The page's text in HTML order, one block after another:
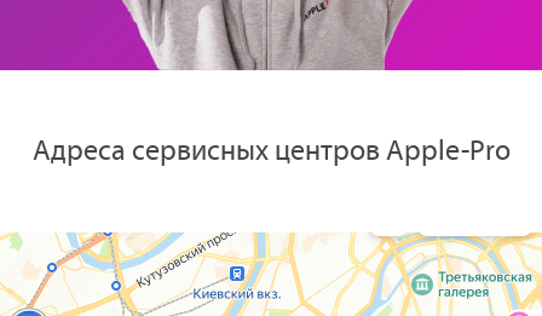
Адреса сервисных центров Apple-Pro